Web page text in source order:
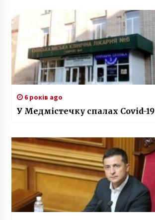
6 років ago
У Медмістечку спалах Covid-19